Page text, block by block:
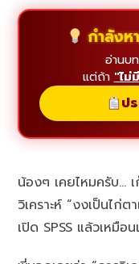
กำลังห
อ่านบ
แต่ถ้า "ไม่
ป
น้องๆ เคยไหมครับ…
วิเคราะห์ “งงเป็นไก่ต
เปิด SPSS แล้วเหมือ